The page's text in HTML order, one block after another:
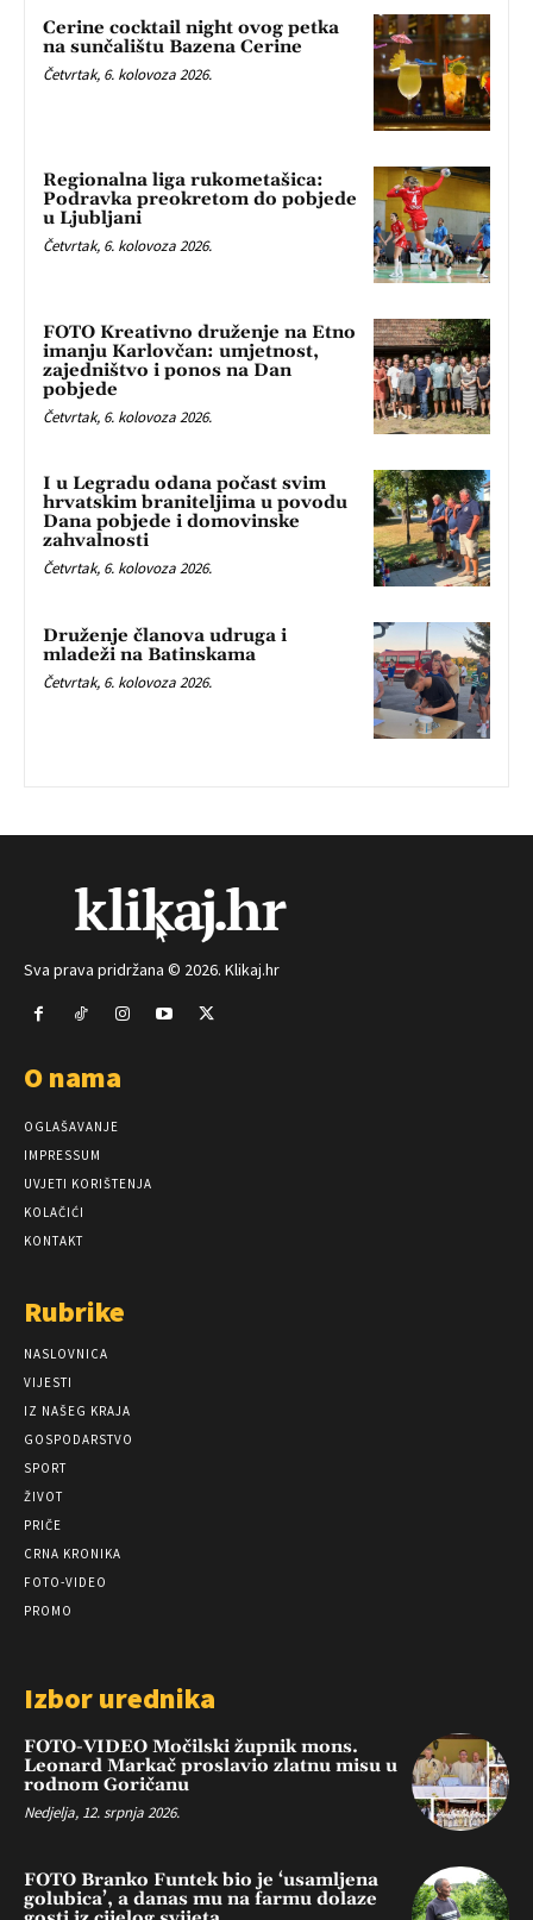
Cerine cocktail night ovog petka
na sunčalištu Bazena Cerine
Četvrtak, 6. kolovoza 2026.
Regionalna liga rukometašica:
Podravka preokretom do pobjede
u Ljubljani
Četvrtak, 6. kolovoza 2026.
FOTO Kreativno druženje na Etno
imanju Karlovčan: umjetnost,
zajedništvo i ponos na Dan
pobjede
Četvrtak, 6. kolovoza 2026.
I u Legradu odana počast svim
hrvatskim braniteljima u povodu
Dana pobjede i domovinske
zahvalnosti
Četvrtak, 6. kolovoza 2026.
Druženje članova udruga i
mladeži na Batinskama
Četvrtak, 6. kolovoza 2026.
Sva prava pridržana © 2026. Klikaj.hr
O nama
OGLAŠAVANJE
IMPRESSUM
UVJETI KORIŠTENJA
KOLAČIĆI
KONTAKT
Rubrike
NASLOVNICA
VIJESTI
IZ NAŠEG KRAJA
GOSPODARSTVO
SPORT
ŽIVOT
PRIČE
CRNA KRONIKA
FOTO-VIDEO
PROMO
Izbor urednika
FOTO-VIDEO Močilski župnik mons.
Leonard Markač proslavio zlatnu misu u
rodnom Goričanu
Nedjelja, 12. srpnja 2026.
FOTO Branko Funtek bio je ‘usamljena
golubica’, a danas mu na farmu dolaze